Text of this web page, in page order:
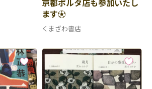
京都ポルタ店も参加いたし
ます⚽️
くまざわ書店